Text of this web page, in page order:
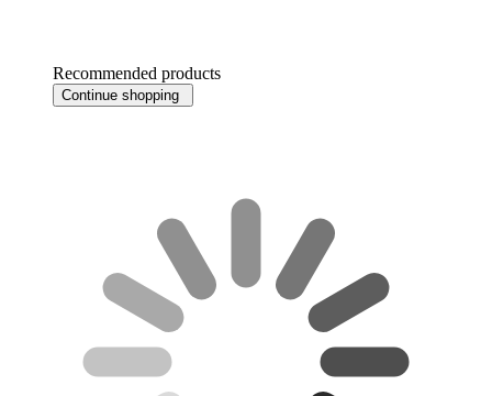
Recommended products
Continue shopping